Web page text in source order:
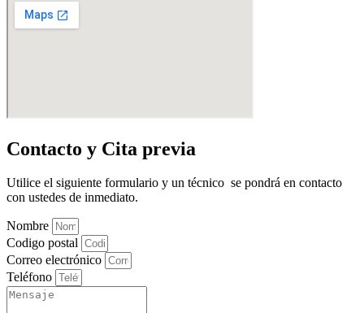
Contacto y Cita previa
Utilice el siguiente formulario y un técnico se pondrá en contacto
con ustedes de inmediato.
Nombre
Codigo postal
Correo electrónico
Teléfono